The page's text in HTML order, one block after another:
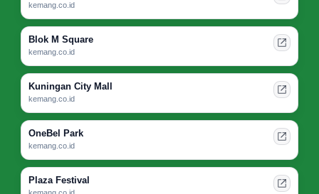
kemang.co.id
Blok M Square
kemang.co.id
Kuningan City Mall
kemang.co.id
OneBel Park
kemang.co.id
Plaza Festival